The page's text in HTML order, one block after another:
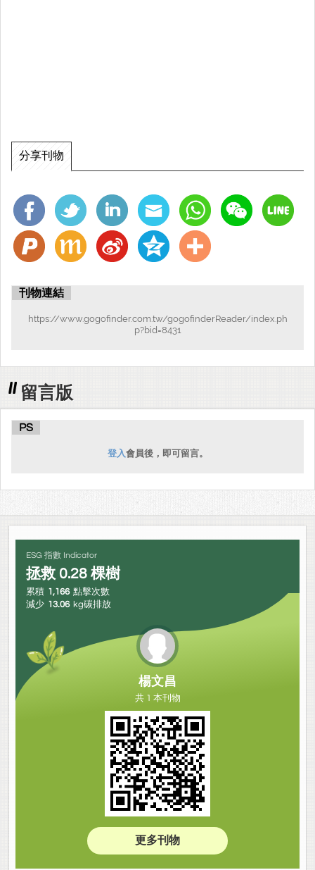
分享刊物
刊物連結
https://www.gogofinder.com.tw/gogofinderReader/index.ph
p?bid=8431
留言版
PS
登入會員後，即可留言。
ESG 指數 Indicator
拯救 0.28 棵樹
累積 1,166 點擊次數
減少 13.06 kg碳排放
楊文昌
共 1 本刊物
更多刊物